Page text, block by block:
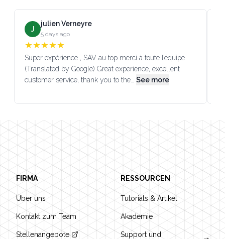
J
julien Verneyre
5 days ago
★★★★★
Super expérience , SAV au top merci à toute l’équipe
(Translated by Google) Great experience, excellent
customer service, thank you to the…
See more
Footer
FIRMA
Über uns
Kontakt zum Team
Stellenangebote
RESSOURCEN
Tutorials & Artikel
Akademie
Support und